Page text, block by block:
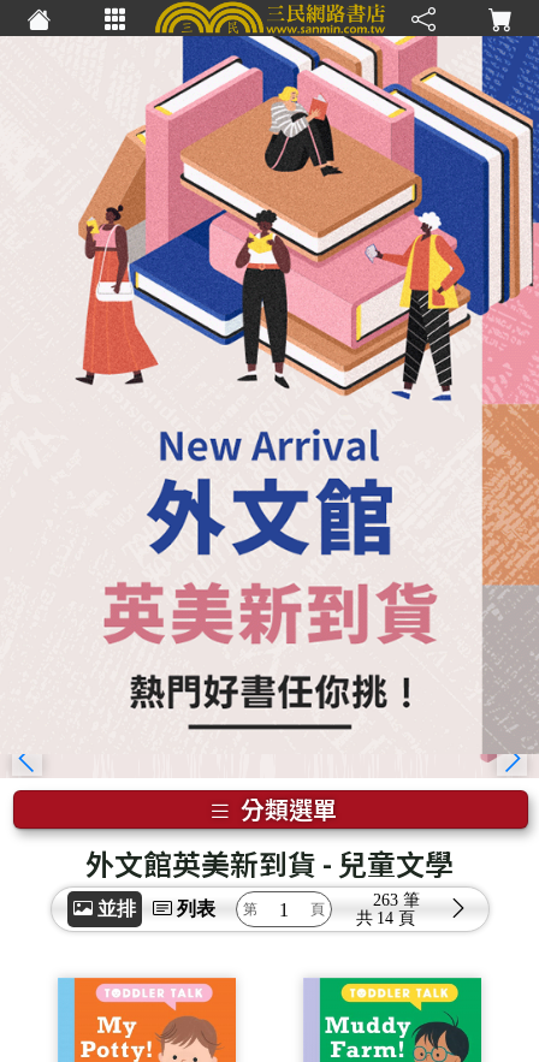
分類選單
外文館英美新到貨 - 兒童文學
並排 列表 共
263 筆
14 頁